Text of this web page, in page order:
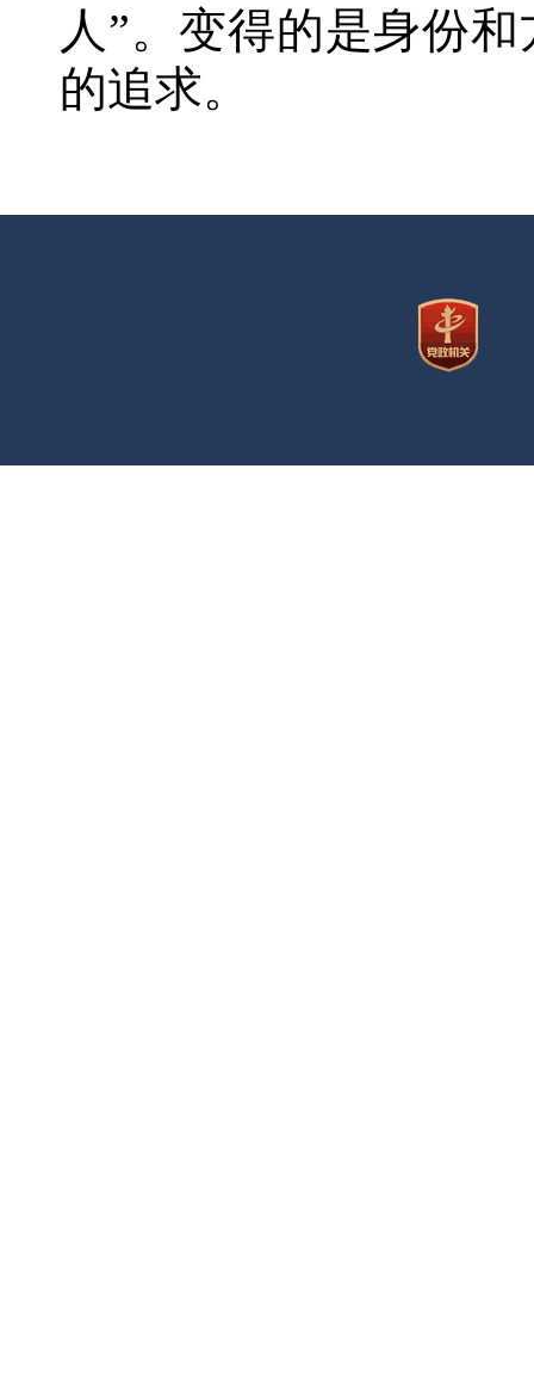
人”。变得的是身份
的追求。